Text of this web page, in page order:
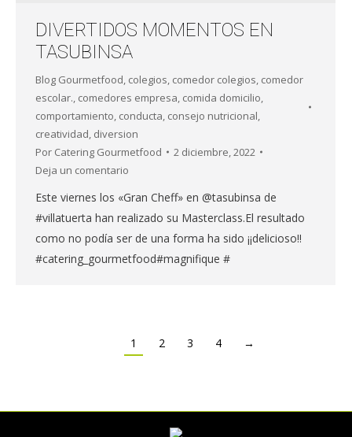
DIVERTIDOS MOMENTOS EN
TASUBINSA
Blog Gourmetfood colegios comedor colegios comedor
escolar. comedores empresa comida domicilio
comportamiento conducta consejo nutricional
creatividad diversion
Por Catering Gourmetfood
2 diciembre, 2022
Deja un comentario
Este viernes los «Gran Cheff» en @tasubinsa de
#villatuerta han realizado su Masterclass.El resultado
como no podía ser de una forma ha sido ¡¡delicioso!!
#catering_gourmetfood#magnifique #
1 2 3 4 →